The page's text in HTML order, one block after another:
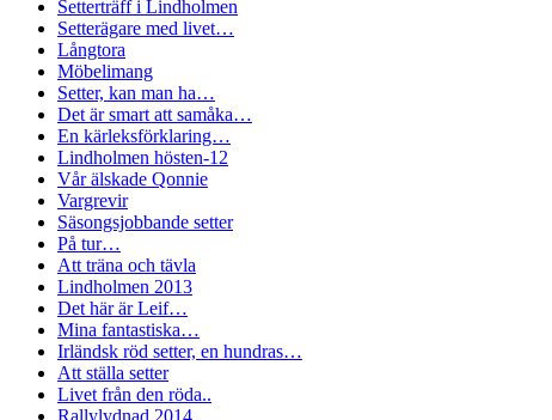
Setterträff i Lindholmen
Setterägare med livet…
Långtora
Möbelimang
Setter, kan man ha…
Det är smart att samåka…
En kärleksförklaring…
Lindholmen hösten-12
Vår älskade Qonnie
Vargrevir
Säsongsjobbande setter
På tur…
Att träna och tävla
Lindholmen 2013
Det här är Leif…
Mina fantastiska…
Irländsk röd setter, en hundras…
Att ställa setter
Livet från den röda..
Rallylydnad 2014